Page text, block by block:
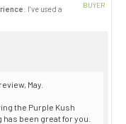
: I’ve used a
BUYER
May.
the Purple Kush
been great for you.